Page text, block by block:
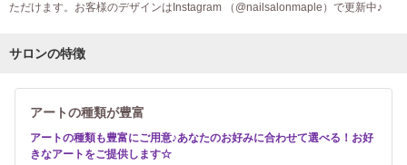
ただけます。お客様のデザインはInstagram （@nailsalonmaple）で更新中♪
サロンの特徴
アートの種類が豊富
アートの種類も豊富にご用意♪あなたのお好みに合わせて選べる！お好
きなアートをご提供します☆